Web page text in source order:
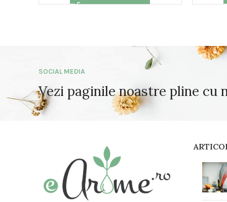
SOCIAL MEDIA
Vezi paginile noastre pline cu